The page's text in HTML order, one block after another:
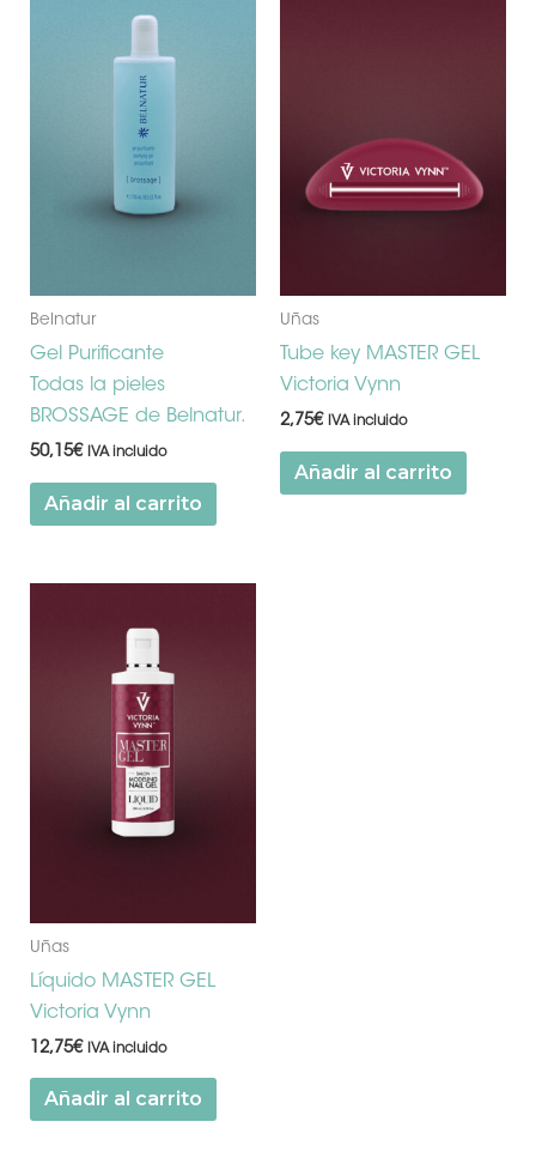
Belnatur
Gel Purificante
Todas la pieles
BROSSAGE de Belnatur.
50,15€ IVA incluido
Añadir al carrito
Uñas
Tube key MASTER GEL
Victoria Vynn
2,75€ IVA incluido
Añadir al carrito
Uñas
Líquido MASTER GEL
Victoria Vynn
12,75€ IVA incluido
Añadir al carrito